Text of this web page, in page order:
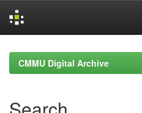
navigationCMMU Digital Archive